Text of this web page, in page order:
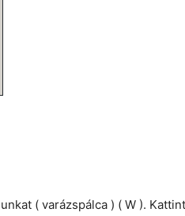
( varázspálca ) ( W ).